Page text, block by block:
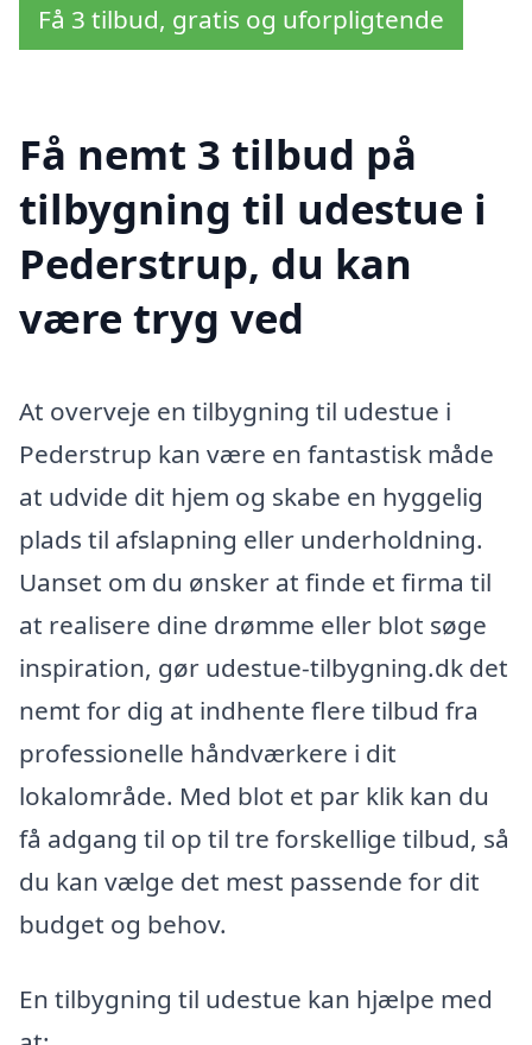
Få 3 tilbud, gratis og uforpligtende
Få nemt 3 tilbud på
tilbygning til udestue i
Pederstrup, du kan
være tryg ved
At overveje en tilbygning til udestue i
Pederstrup kan være en fantastisk måde
at udvide dit hjem og skabe en hyggelig
plads til afslapning eller underholdning.
Uanset om du ønsker at finde et firma til
at realisere dine drømme eller blot søge
inspiration, gør udestue-tilbygning.dk det
nemt for dig at indhente flere tilbud fra
professionelle håndværkere i dit
lokalområde. Med blot et par klik kan du
få adgang til op til tre forskellige tilbud, så
du kan vælge det mest passende for dit
budget og behov.
En tilbygning til udestue kan hjælpe med